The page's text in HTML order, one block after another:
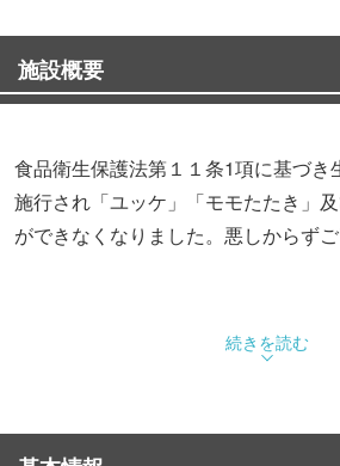
施設概要
食品衛生保護法第１１条1項に基づき
施行され「ユッケ」「モモたたき」
ができなくなりました。悪しからずご
続きを読む